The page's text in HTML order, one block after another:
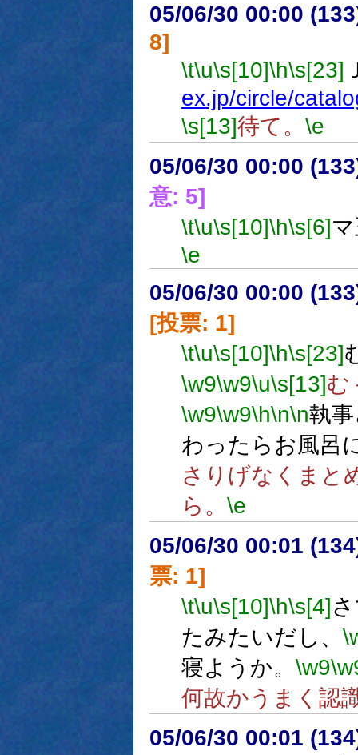
05/06/30 00:00
8]
\t\u\s[10]\h\s[23]
ex.jp/circle/
\s[13]待て。 \e
05/06/30 00:00
意: 5]
\t\u\s[10]\h\s[6]
\e
05/06/30 00:00
[投票: 1]
\t\u\s[10]\h\s[23]
\w9\w9\u\s[13]む
\w9\w9\h\n\n執
わったらお風呂
さりげなくまと
ら。 \e
05/06/30 00:01
票: 1]
\t\u\s[10]\h\s[4]
たみたいだし、
寝ようか。 \w9
何故かうまく認
05/06/30 00:01